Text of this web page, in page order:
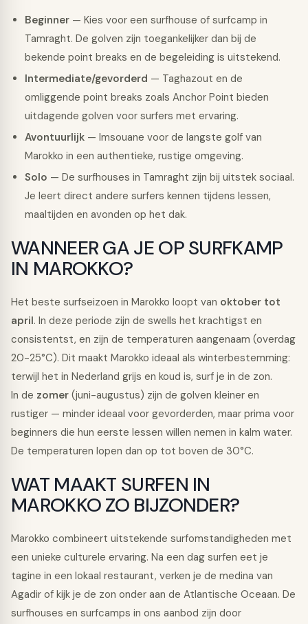
Beginner — Kies voor een surfhouse of surfcamp in
Tamraght. De golven zijn toegankelijker dan bij de
bekende point breaks en de begeleiding is uitstekend.
Intermediate/gevorderd — Taghazout en de
omliggende point breaks zoals Anchor Point bieden
uitdagende golven voor surfers met ervaring.
Avontuurlijk — Imsouane voor de langste golf van
Marokko in een authentieke, rustige omgeving.
Solo — De surfhouses in Tamraght zijn bij uitstek sociaal.
Je leert direct andere surfers kennen tijdens lessen,
maaltijden en avonden op het dak.
WANNEER GA JE OP SURFKAMP
IN MAROKKO?
Het beste surfseizoen in Marokko loopt van oktober tot
april. In deze periode zijn de swells het krachtigst en
consistentst, en zijn de temperaturen aangenaam (overdag
20-25°C). Dit maakt Marokko ideaal als winterbestemming:
terwijl het in Nederland grijs en koud is, surf je in de zon.
In de zomer (juni-augustus) zijn de golven kleiner en
rustiger — minder ideaal voor gevorderden, maar prima voor
beginners die hun eerste lessen willen nemen in kalm water.
De temperaturen lopen dan op tot boven de 30°C.
WAT MAAKT SURFEN IN
MAROKKO ZO BIJZONDER?
Marokko combineert uitstekende surfomstandigheden met
een unieke culturele ervaring. Na een dag surfen eet je
tagine in een lokaal restaurant, verken je de medina van
Agadir of kijk je de zon onder aan de Atlantische Oceaan. De
surfhouses en surfcamps in ons aanbod zijn door